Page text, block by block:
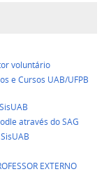
voluntário
e Cursos UAB/UFPB
através do SAG
EXTERNO